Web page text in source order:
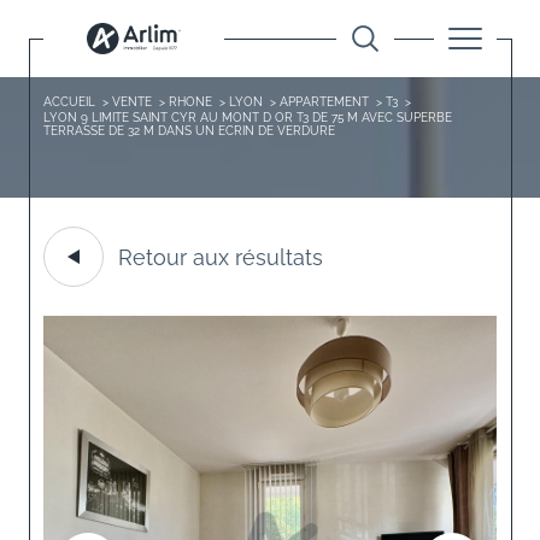
ACCUEIL VENTE RHONE LYON APPARTEMENT
T3
LYON 9 LIMITE SAINT CYR AU MONT D OR T3 DE 75 M AVEC SUPERBE
TERRASSE DE 32 M DANS UN ECRIN DE VERDURE
Retour aux résultats